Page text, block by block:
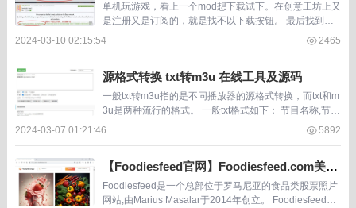
单机玩游戏，看上一个mod想下载试下。在创意工坊上又
是注册又是订阅的，就是找不以下载按钮。 最后找到了
这种类似下载器的东西，可以下载到想要的mod。 mark
2024-03-10 02:15:54 2465
源格式转换 txt转m3u 在线工具及源码
一般txt转m3u指的是不同播放器的源格式转换，而txt和m
3u是两种流行的格式。 一般txt格式如下： 节目名称,节目
URL 一般m3u格式如下： EXTINF:-1,节目名称 节目URL
2024-03-07 01:21:46 5892
【Foodiesfeed官网】Foodiesfeed.com美食
类图片素材库
Foodiesfeed是一个总部位于罗马尼亚的食品类股票照片
网站,由Marius Masalar于2014年创立。 Foodiesfeed提